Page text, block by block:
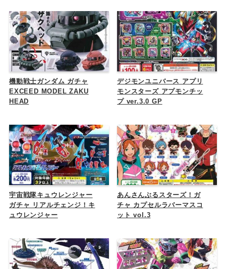
機動戦士ガンダム ガチャ
EXCEED MODEL ZAKU
HEAD
デジモンユニバース アプリ
モンスターズ アプモンチッ
プ ver.3.0 GP
宇宙戦隊キュウレンジャー
ガチャ リアルチェンジ！キ
ュウレンジャー
あんさんぶるスターズ！ガ
チャ カプセルラバーマスコ
ット vol.3